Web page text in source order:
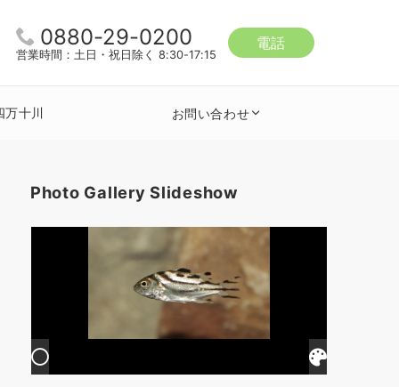
0880-29-0200
営業時間：土日・祝日除く 8:30-17:15
電話
万十川 お問い合わせ
Photo Gallery Slideshow